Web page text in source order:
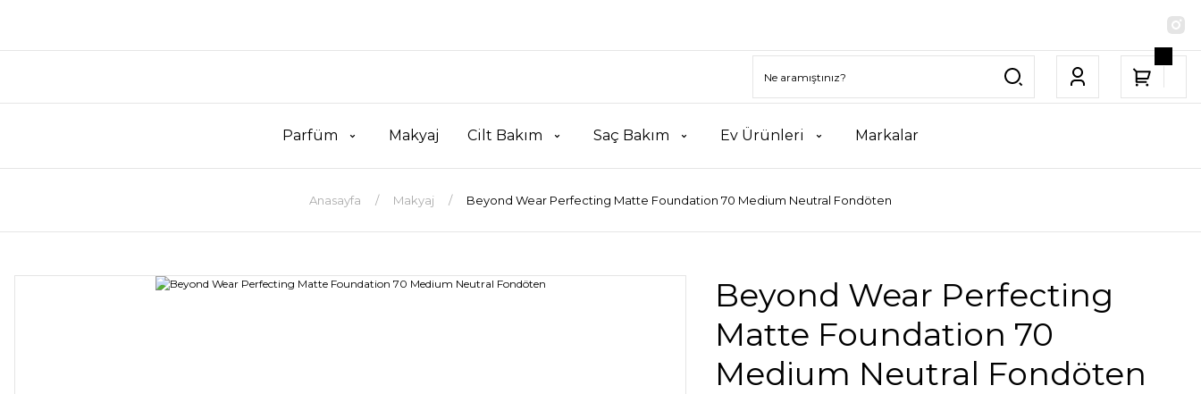
Parfüm Makyaj Cilt Bakım Saç Bakım Ev Ürünleri Markalar
Anasayfa Makyaj Beyond Wear Perfecting Matte Foundation 70 Medium Neutral Fondöten
Beyond Wear Perfecting
Matte Foundation 70
Medium Neutral Fondöten